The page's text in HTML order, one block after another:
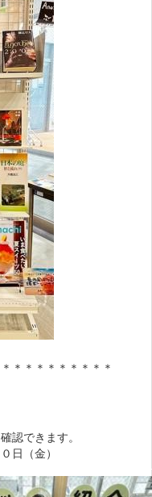
＊＊＊＊＊＊＊＊＊
認できます。
日（金）